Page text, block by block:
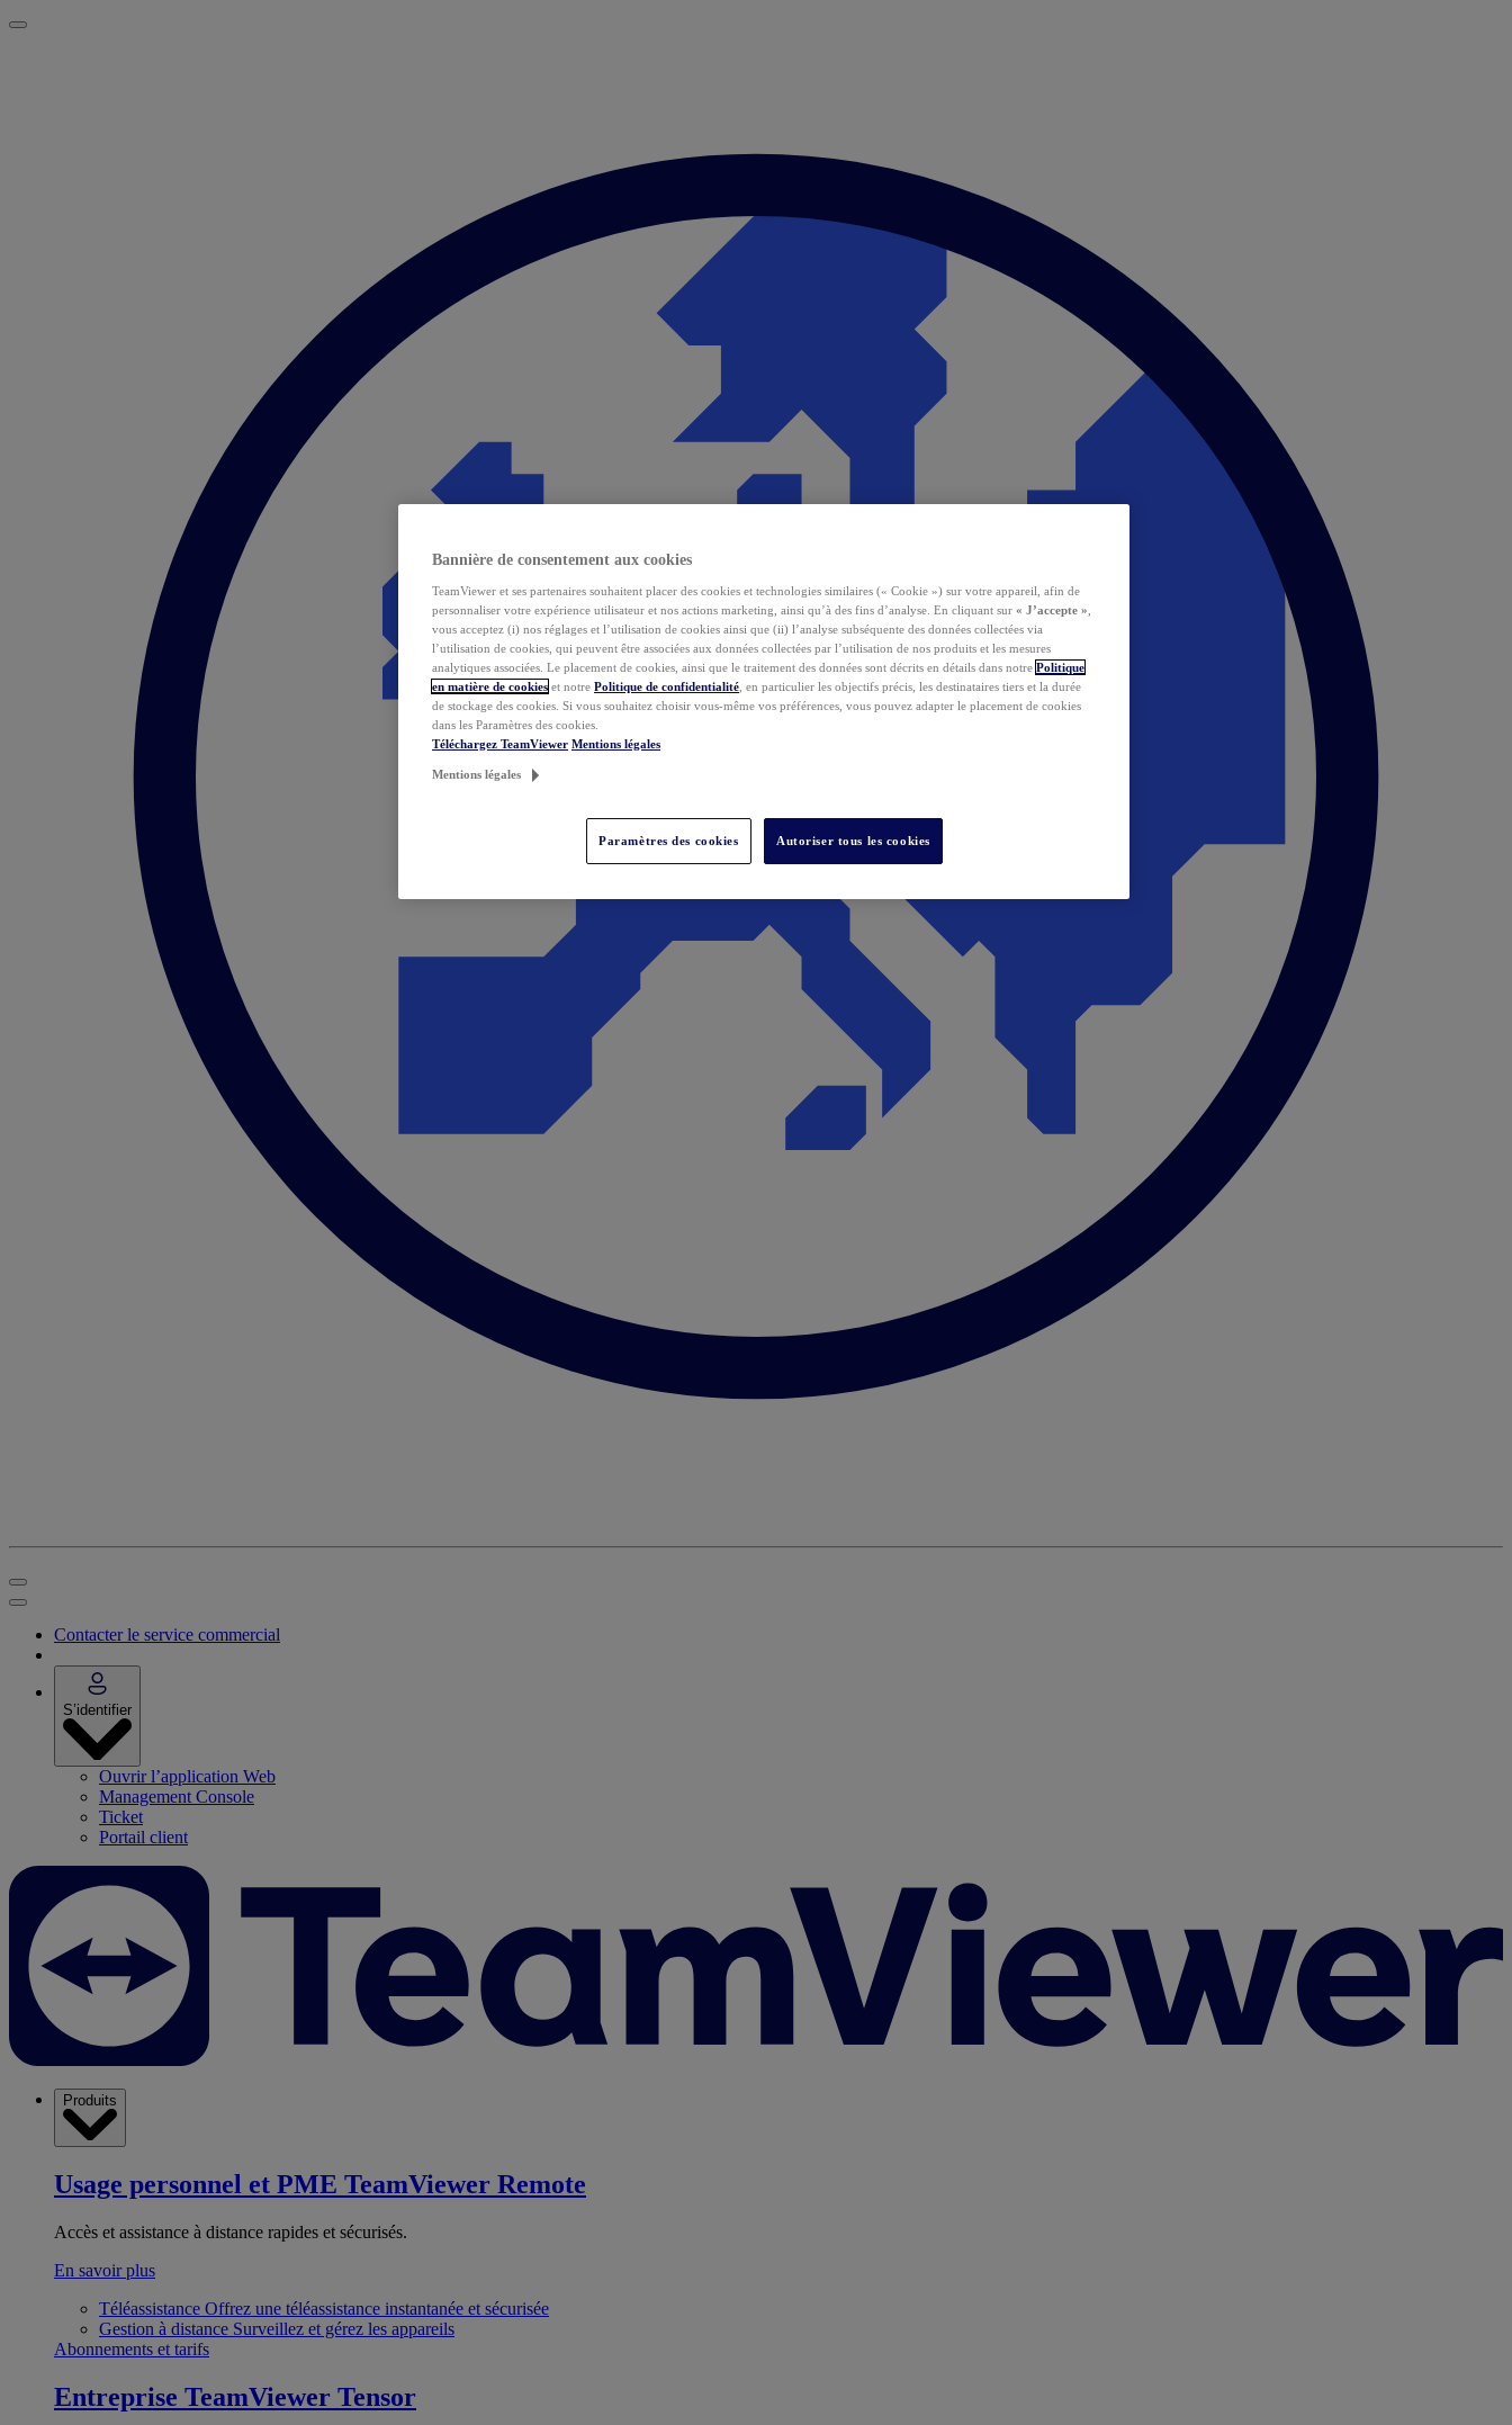
Contacter le service commercial
S’identifier
Ouvrir l’application Web
Management Console
Ticket
Portail client
Produits
Usage personnel et PME TeamViewer Remote
Accès et assistance à distance rapides et sécurisés.
En savoir plus
Téléassistance Offrez une téléassistance instantanée et sécurisée
Gestion à distance Surveillez et gérez les appareils
Abonnements et tarifs
Entreprise TeamViewer Tensor
Bannière de consentement aux cookies
TeamViewer et ses partenaires souhaitent placer des cookies et technologies similaires (« Cookie ») sur votre appareil, afin de
personnaliser votre expérience utilisateur et nos actions marketing, ainsi qu’à des fins d’analyse. En cliquant sur « J’accepte »
vous acceptez (i) nos réglages et l’utilisation de cookies ainsi que (ii) l’analyse subséquente des données collectées via
l’utilisation de cookies, qui peuvent être associées aux données collectées par l’utilisation de nos produits et les mesures
analytiques associées. Le placement de cookies, ainsi que le traitement des données sont décrits en détails dans notre Politique
en matière de cookies et notre Politique de confidentialité , en particulier les objectifs précis, les destinataires tiers et la durée
de stockage des cookies. Si vous souhaitez choisir vous-même vos préférences, vous pouvez adapter le placement de cookies
dans les Paramètres des cookies.
Téléchargez TeamViewer Mentions légales
Mentions légales
Paramètres des cookies Autoriser tous les cookies